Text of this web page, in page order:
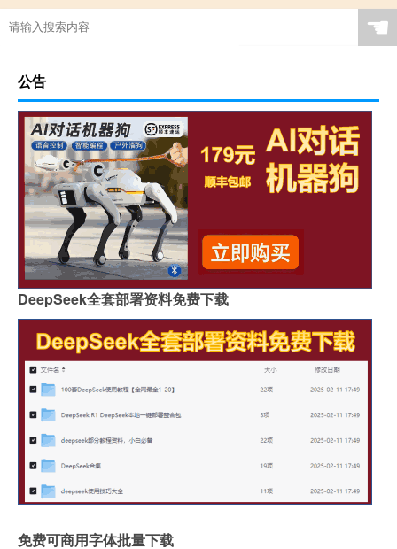
☚
公告
DeepSeek全套部署资料免费下载
免费可商用字体批量下载